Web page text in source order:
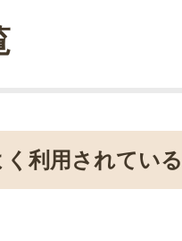
く利用されてい